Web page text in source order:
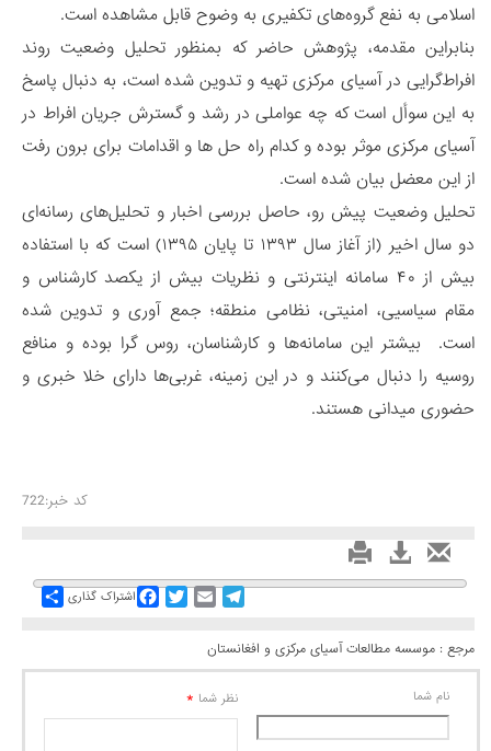
اسلامی به نفع گروه‌های تکفیری به وضوح قابل مشاهده است.
بنابراین مقدمه، پژوهش حاضر که بمنظور تحلیل وضعیت روند
افراط‌گرایی در آسیای مرکزی تهیه و تدوین شده است، به دنبال پاسخ
به این سوأل است که چه عواملی در رشد و گسترش جریان افراط در
آسیای مرکزی موثر بوده و کدام راه حل ها و اقدامات برای برون رفت
از این معضل بیان شده است.
تحلیل وضعیت پیش رو، حاصل بررسی اخبار و تحلیل‌های رسانه‌ای
دو سال اخیر (از آغاز سال ۱۳۹۳ تا پایان ۱۳۹۵) است که با استفاده
بیش از ۴۰ سامانه اینترنتی و نظریات بیش از یکصد کار‌شناس و
مقام سیاسیی، امنیتی، نظامی منطقه؛ جمع آوری و تدوین شده
است. بیشتر این سامانه‌ها و کار‌شناسان، روس گرا بوده و منافع
روسیه را دنبال می‌کنند و در این زمینه، غربی‌ها دارای خلا خبری و
حضوری میدانی هستند.
کد خبر:722
Share اشتراک گذاری
FacebookTwitterEmail
Telegram
مرجع : موسسه مطالعات آسیای مرکزی و افغانستان
نام شما نظر شما *